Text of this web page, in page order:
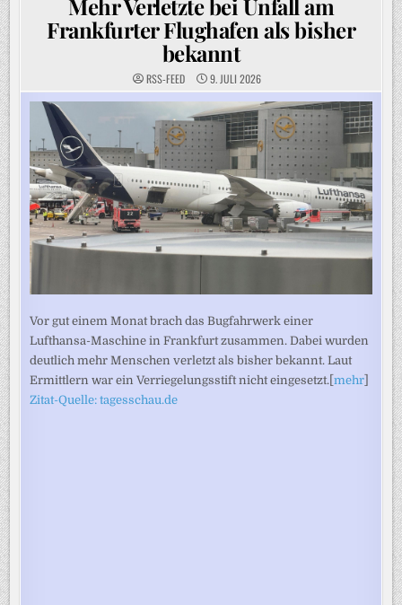
Mehr Verletzte bei Unfall am
Frankfurter Flughafen als bisher
bekannt
RSS-FEED 9. JULI 2026
Vor gut einem Monat brach das Bugfahrwerk einer
Lufthansa-Maschine in Frankfurt zusammen. Dabei wurden
deutlich mehr Menschen verletzt als bisher bekannt. Laut
Ermittlern war ein Verriegelungsstift nicht eingesetzt.[mehr]
Zitat-Quelle: tagesschau.de